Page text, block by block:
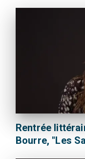
Rentrée
Bourre, "Les